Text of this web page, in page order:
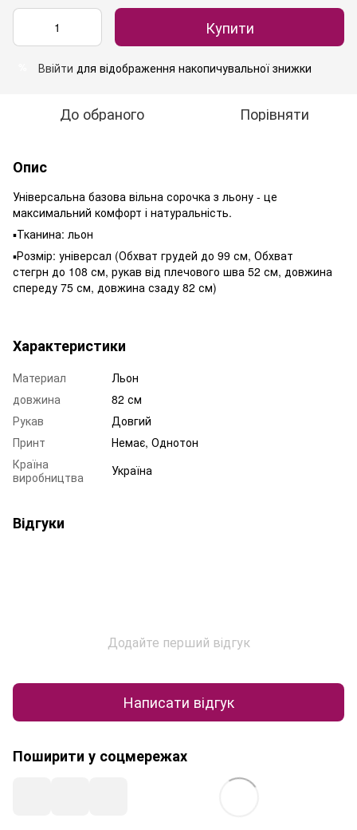
Купити
Ввійти для відображення накопичувальної знижки
До обраного Порівняти
Опис
Універсальна базова вільна сорочка з льону - це
максимальний комфорт і натуральність.
▪️Тканина: льон
▪️Розмір: універсал (Обхват грудей до 99 см, Обхват
стегрн до 108 см, рукав від плечового шва 52 см, довжина
спереду 75 см, довжина сзаду 82 см)
Характеристики
Материал
Льон
довжина
82 см
Рукав
Довгий
Принт
Немає, Однотон
Країна
виробництва
Україна
Відгуки
Додайте перший відгук
Написати відгук
Поширити у соцмережах